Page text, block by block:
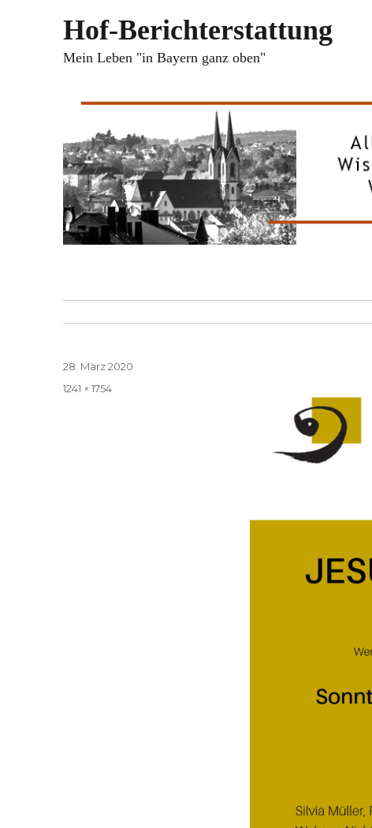
Hof-Berichterstattung
Mein Leben "in Bayern ganz oben"
Veröffentlicht
28. März 2020
Volle
1241 × 1754